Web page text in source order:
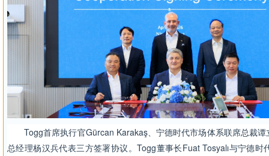
Togg首席执行官Gürcan Karakaş、宁德时代市场体系联席总裁
总经理杨汉兵代表三方签署协议。Togg董事长Fuat Tosyalı与宁德时